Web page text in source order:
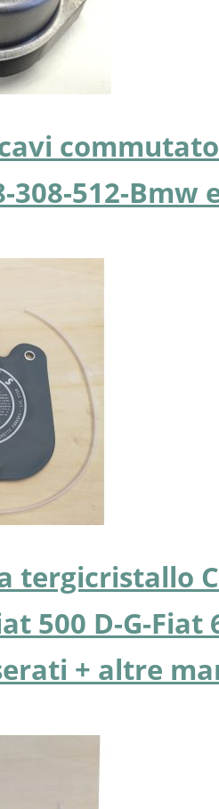
308-512-Bmw
tergicristallo
500 D-G-Fiat
+ altre